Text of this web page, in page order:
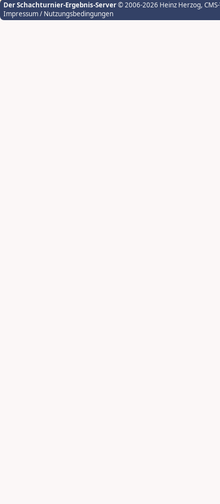
Der Schachturnier-Ergebnis-Server© 2006-2026 Heinz Herzog,
Impressum / Nutzungsbedingungen